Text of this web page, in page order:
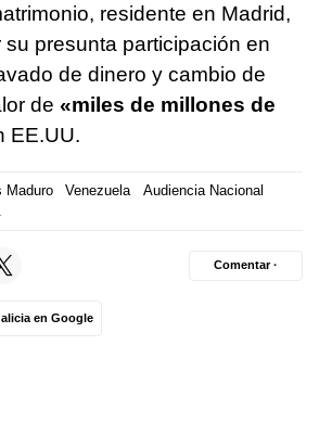
residente en Madrid,
presunta participación en
de dinero y cambio de
de «miles de millones de
EE.UU.
Maduro Venezuela
Audiencia Nacional
en Google
Comentar ·